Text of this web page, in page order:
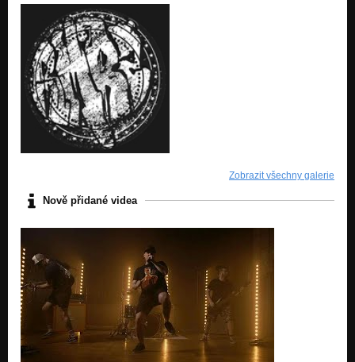
Zobrazit všechny galerie
Nově přidané videa